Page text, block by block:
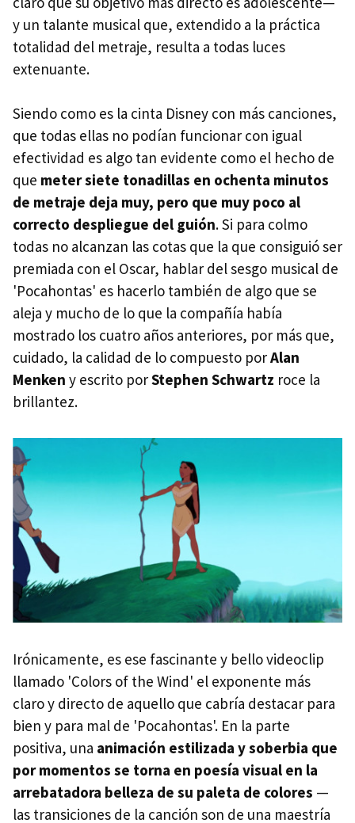
y un talante musical que, extendido a la práctica
totalidad del metraje, resulta a todas luces
extenuante.
Siendo como es la cinta Disney con más canciones,
que todas ellas no podían funcionar con igual
efectividad es algo tan evidente como el hecho de
que meter siete tonadillas en ochenta minutos
de metraje deja muy, pero que muy poco al
correcto despliegue del guión. Si para colmo
todas no alcanzan las cotas que la que consiguió ser
premiada con el Oscar, hablar del sesgo musical de
'Pocahontas' es hacerlo también de algo que se
aleja y mucho de lo que la compañía había
mostrado los cuatro años anteriores, por más que,
cuidado, la calidad de lo compuesto porAlan
Menken y escrito porStephen Schwartz roce la
brillantez.
Irónicamente, es ese fascinante y bello videoclip
llamado 'Colors of the Wind' el exponente más
claro y directo de aquello que cabría destacar para
bien y para mal de 'Pocahontas'. En la parte
positiva, una animación estilizada y soberbia que
por momentos se torna en poesía visual en la
arrebatadora belleza de su paleta de colores —
las transiciones de la canción son de una maestría